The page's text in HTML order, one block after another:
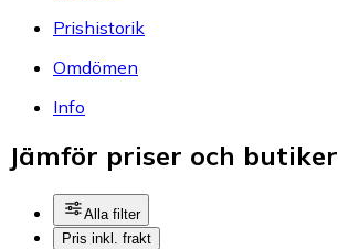
Prishistorik
Omdömen
Info
Jämför priser och butiker
Alla filter
Pris inkl. frakt